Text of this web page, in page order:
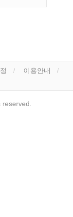
이용안내